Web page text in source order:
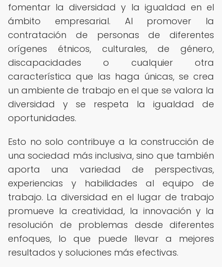
fomentar la diversidad y la igualdad en el
ámbito empresarial. Al promover la
contratación de personas de diferentes
orígenes étnicos, culturales, de género,
discapacidades o cualquier otra
característica que las haga únicas, se crea
un ambiente de trabajo en el que se valora la
diversidad y se respeta la igualdad de
oportunidades.
Esto no solo contribuye a la construcción de
una sociedad más inclusiva, sino que también
aporta una variedad de perspectivas,
experiencias y habilidades al equipo de
trabajo. La diversidad en el lugar de trabajo
promueve la creatividad, la innovación y la
resolución de problemas desde diferentes
enfoques, lo que puede llevar a mejores
resultados y soluciones más efectivas.